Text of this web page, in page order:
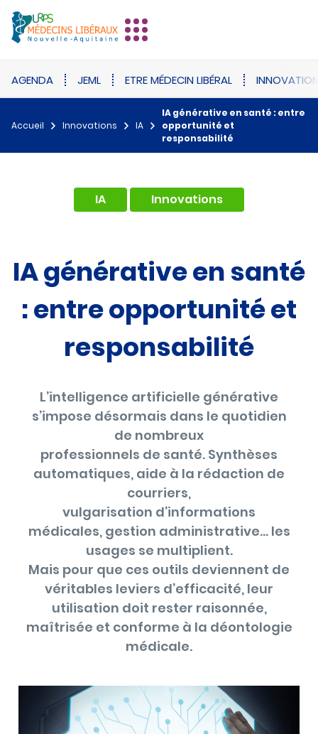
AGENDA JEML ETRE MÉDECIN LIBÉRAL
Accueil Innovations IA
IA générative en santé : entre
opportunité et
responsabilité
IA Innovations
IA générative en santé
: entre opportunité et
responsabilité
L’intelligence artificielle générative
s’impose désormais dans le quotidien
de nombreux
professionnels de santé. Synthèses
automatiques, aide à la rédaction de
courriers,
vulgarisation d’informations
médicales, gestion administrative… les
usages se multiplient.
Mais pour que ces outils deviennent de
véritables leviers d’efficacité, leur
utilisation doit rester raisonnée,
maîtrisée et conforme à la déontologie
médicale.